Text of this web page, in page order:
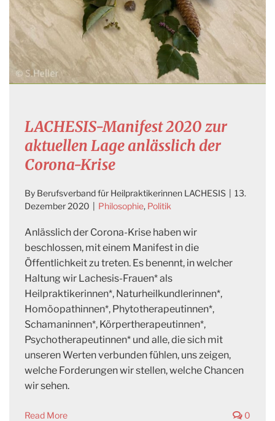
LACHESIS-Manifest 2020 zur
aktuellen Lage anlässlich der
Corona-Krise
By Berufsverband für Heilpraktikerinnen LACHESIS
13.
Dezember 2020
Philosophie, Politik
Anlässlich der Corona-Krise haben wir
beschlossen, mit einem Manifest in die
Öffentlichkeit zu treten. Es benennt, in welcher
Haltung wir Lachesis-Frauen* als
Heilpraktikerinnen*, Naturheilkundlerinnen*,
Homöopathinnen*, Phytotherapeutinnen*,
Schamaninnen*, Körpertherapeutinnen*,
Psychotherapeutinnen* und alle, die sich mit
unseren Werten verbunden fühlen, uns zeigen,
welche Forderungen wir stellen, welche Chancen
wir sehen.
Read More 0